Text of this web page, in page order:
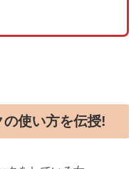
使い方を伝授!